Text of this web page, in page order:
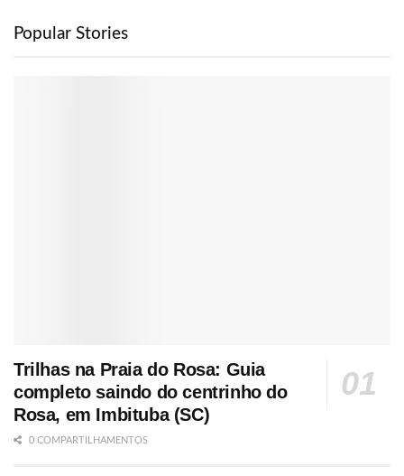
Popular Stories
Trilhas na Praia do Rosa: Guia
completo saindo do centrinho do
Rosa, em Imbituba (SC)
0 COMPARTILHAMENTOS